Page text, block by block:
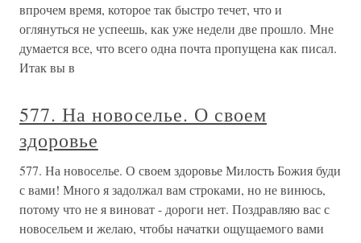
впрочем время, которое так быстро течет, что и
оглянуться не успеешь, как уже недели две прошло. Мне
думается все, что всего одна почта пропущена как писал.
Итак вы в
577. На новоселье. О своем
здоровье
577. На новоселье. О своем здоровье Милость Божия буди
с вами! Много я задолжал вам строками, но не винюсь,
потому что не я виноват - дороги нет. Поздравляю вас с
новосельем и желаю, чтобы начатки ощущаемого вами